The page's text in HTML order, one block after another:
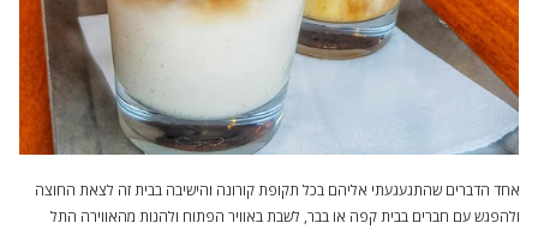
אחד הדברים שהתגעגעתי אליהם בכל תקופת קורונה והישיבה בבית זה לצאת החוצה
ולהפגש עם חברים בבית קפה או בבר, לשבת באוויר הפתוח ולהנות מהאווירה התל